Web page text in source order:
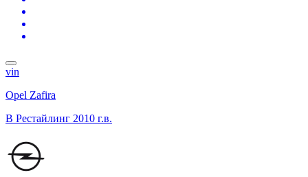
vin
Opel Zafira
B Рестайлинг 2010 г.в.